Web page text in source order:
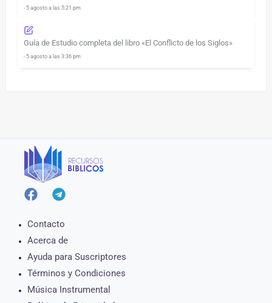
- 5 agosto a las 5:21 pm
Guía de Estudio completa del libro «El Conflicto de los Siglos»
- 5 agosto a las 3:36 pm
Contacto
Acerca de
Ayuda para Suscriptores
Términos y Condiciones
Música Instrumental